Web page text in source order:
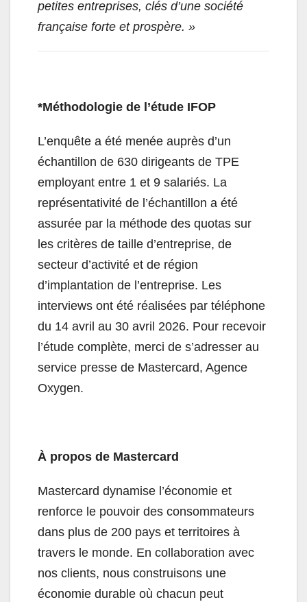
petites entreprises, clés d’une société
française forte et prospère. »
*Méthodologie de l’étude IFOP
L’enquête a été menée auprès d’un
échantillon de 630 dirigeants de TPE
employant entre 1 et 9 salariés. La
représentativité de l’échantillon a été
assurée par la méthode des quotas sur
les critères de taille d’entreprise, de
secteur d’activité et de région
d’implantation de l’entreprise. Les
interviews ont été réalisées par téléphone
du 14 avril au 30 avril 2026. Pour recevoir
l’étude complète, merci de s’adresser au
service presse de Mastercard, Agence
Oxygen.
À propos de Mastercard
Mastercard dynamise l’économie et
renforce le pouvoir des consommateurs
dans plus de 200 pays et territoires à
travers le monde. En collaboration avec
nos clients, nous construisons une
économie durable où chacun peut